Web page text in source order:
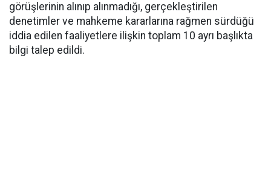
görüşlerinin alınıp alınmadığı, gerçekleştirilen
denetimler ve mahkeme kararlarına rağmen sürdüğü
iddia edilen faaliyetlere ilişkin toplam 10 ayrı başlıkta
bilgi talep edildi.